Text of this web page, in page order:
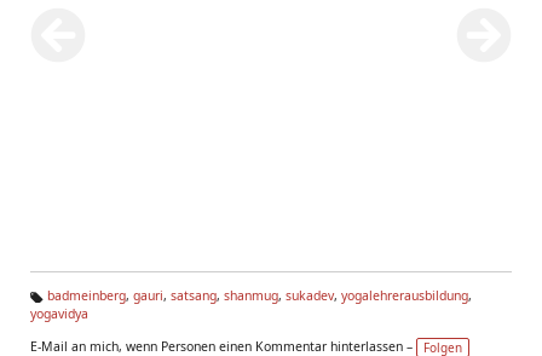
Ta
badmeinberg, gauri, satsang, shanmug, sukadev, yogalehrerausbildung,
yogavidya
E-Mail an mich, wenn Personen einen Kommentar hinterlassen –
Folgen